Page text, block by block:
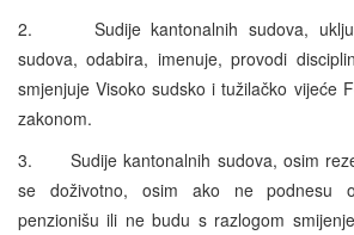
2. Sudije kantonalnih sudova,
sudova, odabira, imenuje, provodi
smjenjuje Visoko sudsko i tužilačko vijeće
zakonom.
3. Sudije kantonalnih sudova, osim
se doživotno, osim ako ne podnesu
penzionišu ili ne budu s razlogom